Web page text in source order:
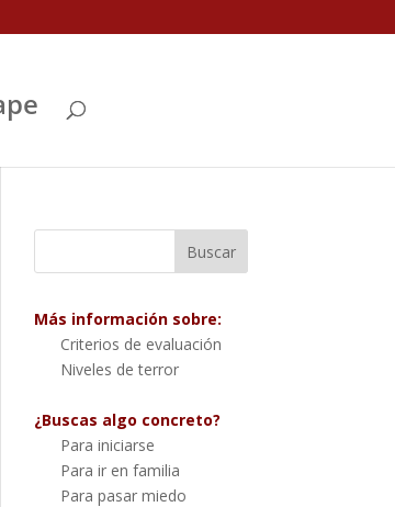
Más información sobre:
Criterios de evaluación
Niveles de terror
¿Buscas algo concreto?
Para iniciarse
Para ir en familia
Para pasar miedo